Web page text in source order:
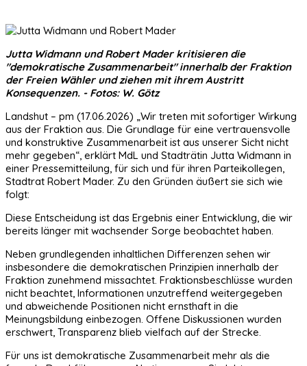
Jutta Widmann und Robert Mader kritisieren die
"demokratische Zusammenarbeit" innerhalb der Fraktion
der Freien Wähler und ziehen mit ihrem Austritt
Konsequenzen. - Fotos: W. Götz
Landshut – pm (17.06.2026) „Wir treten mit sofortiger Wirkung
aus der Fraktion aus. Die Grundlage für eine vertrauensvolle
und konstruktive Zusammenarbeit ist aus unserer Sicht nicht
mehr gegeben“, erklärt MdL und Stadträtin Jutta Widmann in
einer Pressemitteilung, für sich und für ihren Parteikollegen,
Stadtrat Robert Mader. Zu den Gründen äußert sie sich wie
folgt:
Diese Entscheidung ist das Ergebnis einer Entwicklung, die wir
bereits länger mit wachsender Sorge beobachtet haben.
Neben grundlegenden inhaltlichen Differenzen sehen wir
insbesondere die demokratischen Prinzipien innerhalb der
Fraktion zunehmend missachtet. Fraktionsbeschlüsse wurden
nicht beachtet, Informationen unzutreffend weitergegeben
und abweichende Positionen nicht ernsthaft in die
Meinungsbildung einbezogen. Offene Diskussionen wurden
erschwert, Transparenz blieb vielfach auf der Strecke.
Für uns ist demokratische Zusammenarbeit mehr als die